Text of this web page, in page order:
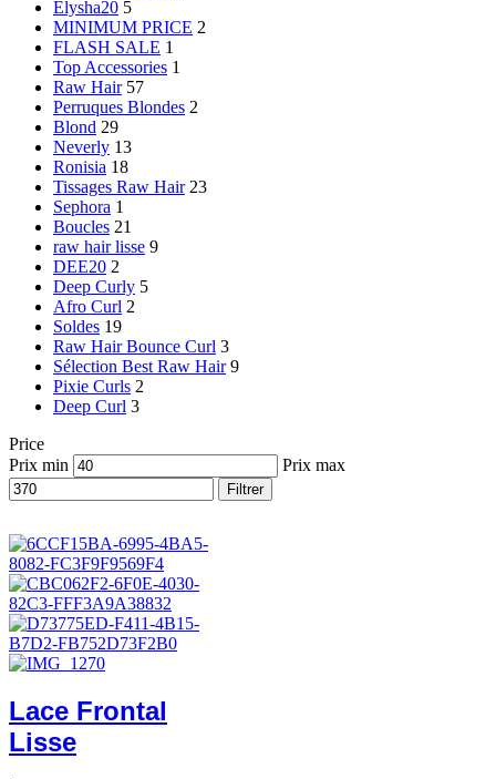
Elysha20 5
MINIMUM PRICE 2
FLASH SALE 1
Top Accessories 1
Raw Hair 57
Perruques Blondes 2
Blond 29
Neverly 13
Ronisia 18
Tissages Raw Hair 23
Sephora 1
Boucles 21
raw hair lisse 9
DEE20 2
Deep Curly 5
Afro Curl 2
Soldes 19
Raw Hair Bounce Curl 3
Sélection Best Raw Hair 9
Pixie Curls 2
Deep Curl 3
Price
Prix min
Prix max
Filtrer
Lace Frontal
Lisse